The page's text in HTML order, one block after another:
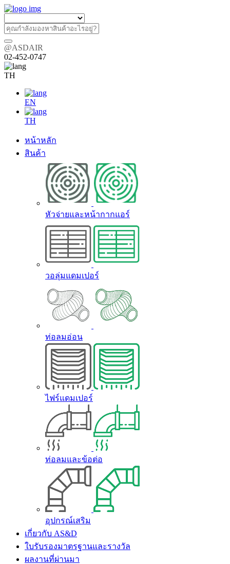
@ASDAIR
02-452-0747
TH
EN
TH
หน้าหลัก
สินค้า
หัวจ่ายและหน้ากากแอร์
วอลุ่มแดมเปอร์
ท่อลมอ่อน
ไฟร์แดมเปอร์
ท่อลมและข้อต่อ
อุปกรณ์เสริม
เกี่ยวกับ AS&D
ใบรับรองมาตรฐานและรางวัล
ผลงานที่ผ่านมา